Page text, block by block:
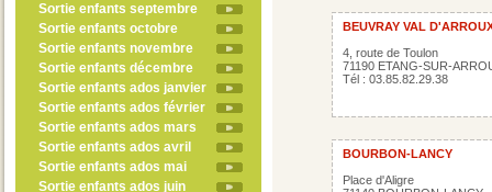
Sortie enfants septembre
Sortie enfants octobre
Sortie enfants novembre
Sortie enfants décembre
Sortie enfants ados janvier
Sortie enfants ados février
Sortie enfants ados mars
Sortie enfants ados avril
Sortie enfants ados mai
Sortie enfants ados juin
BEUVRAY VAL
4, route de Toulon
71190 ETANG-SUR-
Tél : 03.85.82.29.38
BOURBON-LANCY
Place d'Aligre